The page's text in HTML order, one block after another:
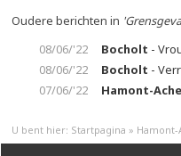
Oudere berichten in
08/06/'22
Bocholt -
08/06/'22
Bocholt -
07/06/'22
Hamont-
U bent hier: Startpagina » Hamont-